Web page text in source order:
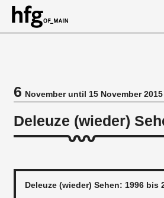
6November until 15 November 2015
Deleuze (wieder)
Deleuze (wieder) Sehen: 1996 bis